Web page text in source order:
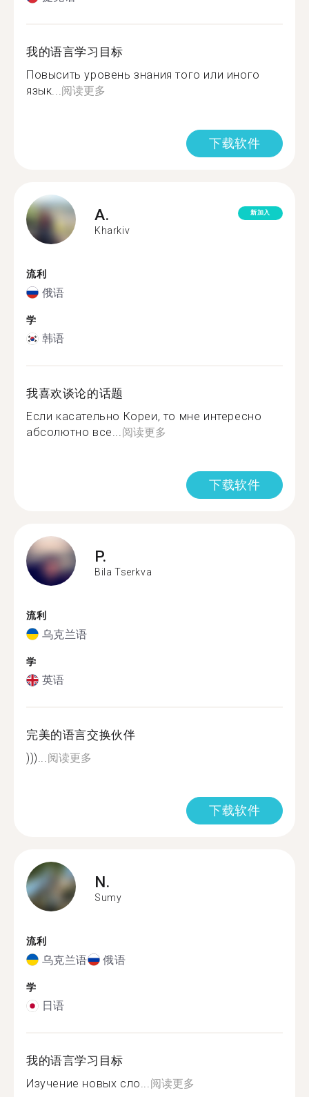
我的语言学习目标
Повысить уровень знания того или иного
язык...阅读更多
下载软件
A.
Kharkiv
新加入
流利
俄语
学
韩语
我喜欢谈论的话题
Если касательно Кореи, то мне интересно
абсолютно все...阅读更多
下载软件
P.
Bila Tserkva
流利
乌克兰语
学
英语
完美的语言交换伙伴
)))...阅读更多
下载软件
N.
Sumy
流利
乌克兰语 俄语
学
日语
我的语言学习目标
Изучение новых сло...阅读更多